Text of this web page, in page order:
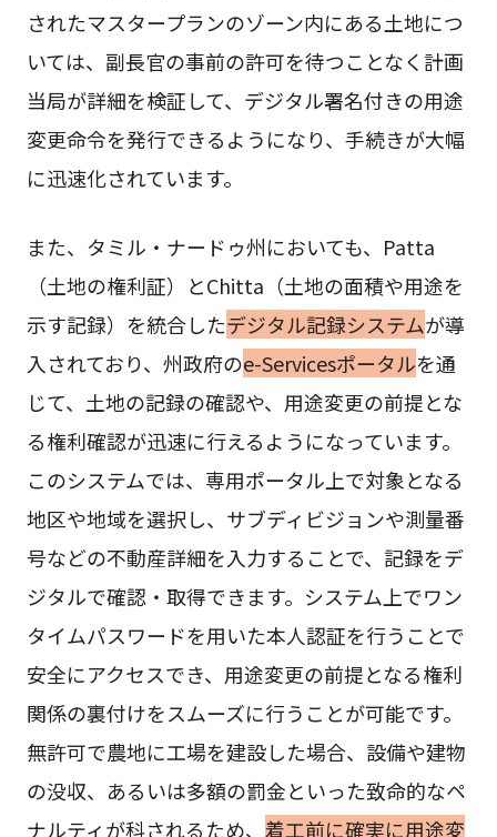
されたマスタープランのゾーン内にある土地につ
いては、副長官の事前の許可を待つことなく計画
当局が詳細を検証して、デジタル署名付きの用途
変更命令を発行できるようになり、手続きが大幅
に迅速化されています。
また、タミル・ナードゥ州においても、Patta
（土地の権利証）とChitta（土地の面積や用途を
示す記録）を統合したデジタル記録システムが導
入されており、州政府のe-Servicesポータルを通
じて、土地の記録の確認や、用途変更の前提とな
る権利確認が迅速に行えるようになっています。
このシステムでは、専用ポータル上で対象となる
地区や地域を選択し、サブディビジョンや測量番
号などの不動産詳細を入力することで、記録をデ
ジタルで確認・取得できます。システム上でワン
タイムパスワードを用いた本人認証を行うことで
安全にアクセスでき、用途変更の前提となる権利
関係の裏付けをスムーズに行うことが可能です。
無許可で農地に工場を建設した場合、設備や建物
の没収、あるいは多額の罰金といった致命的なペ
ナルティが科されるため、 着工前に確実に用途変